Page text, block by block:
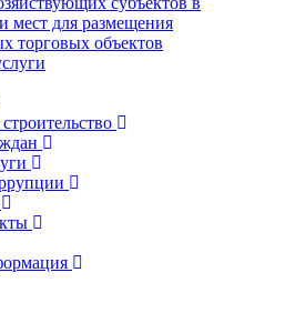
мест для размещения
торговых объектов